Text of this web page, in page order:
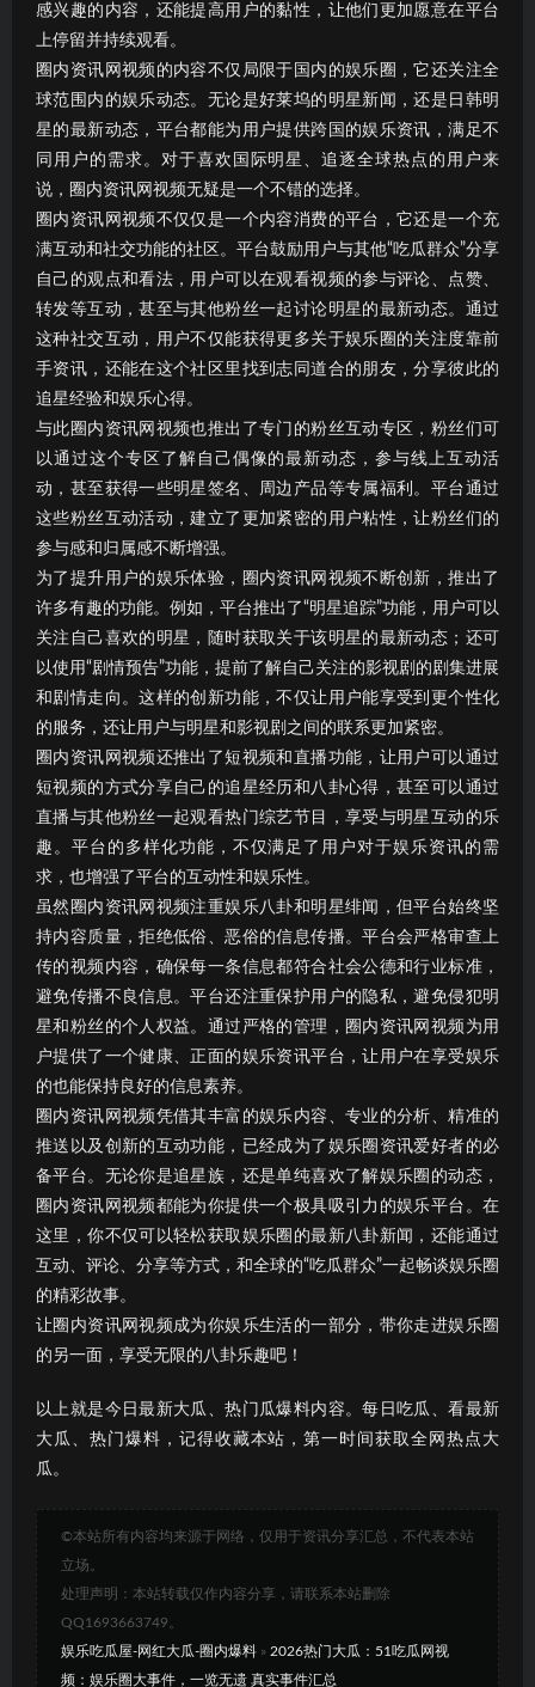
感兴趣的内容，还能提高用户的黏性，让他们更加愿意在平台
上停留并持续观看。
圈内资讯网视频的内容不仅局限于国内的娱乐圈，它还关注全
球范围内的娱乐动态。无论是好莱坞的明星新闻，还是日韩明
星的最新动态，平台都能为用户提供跨国的娱乐资讯，满足不
同用户的需求。对于喜欢国际明星、追逐全球热点的用户来
说，圈内资讯网视频无疑是一个不错的选择。
圈内资讯网视频不仅仅是一个内容消费的平台，它还是一个充
满互动和社交功能的社区。平台鼓励用户与其他“吃瓜群众”分享
自己的观点和看法，用户可以在观看视频的参与评论、点赞、
转发等互动，甚至与其他粉丝一起讨论明星的最新动态。通过
这种社交互动，用户不仅能获得更多关于娱乐圈的关注度靠前
手资讯，还能在这个社区里找到志同道合的朋友，分享彼此的
追星经验和娱乐心得。
与此圈内资讯网视频也推出了专门的粉丝互动专区，粉丝们可
以通过这个专区了解自己偶像的最新动态，参与线上互动活
动，甚至获得一些明星签名、周边产品等专属福利。平台通过
这些粉丝互动活动，建立了更加紧密的用户粘性，让粉丝们的
参与感和归属感不断增强。
为了提升用户的娱乐体验，圈内资讯网视频不断创新，推出了
许多有趣的功能。例如，平台推出了“明星追踪”功能，用户可以
关注自己喜欢的明星，随时获取关于该明星的最新动态；还可
以使用“剧情预告”功能，提前了解自己关注的影视剧的剧集进展
和剧情走向。这样的创新功能，不仅让用户能享受到更个性化
的服务，还让用户与明星和影视剧之间的联系更加紧密。
圈内资讯网视频还推出了短视频和直播功能，让用户可以通过
短视频的方式分享自己的追星经历和八卦心得，甚至可以通过
直播与其他粉丝一起观看热门综艺节目，享受与明星互动的乐
趣。平台的多样化功能，不仅满足了用户对于娱乐资讯的需
求，也增强了平台的互动性和娱乐性。
虽然圈内资讯网视频注重娱乐八卦和明星绯闻，但平台始终坚
持内容质量，拒绝低俗、恶俗的信息传播。平台会严格审查上
传的视频内容，确保每一条信息都符合社会公德和行业标准，
避免传播不良信息。平台还注重保护用户的隐私，避免侵犯明
星和粉丝的个人权益。通过严格的管理，圈内资讯网视频为用
户提供了一个健康、正面的娱乐资讯平台，让用户在享受娱乐
的也能保持良好的信息素养。
圈内资讯网视频凭借其丰富的娱乐内容、专业的分析、精准的
推送以及创新的互动功能，已经成为了娱乐圈资讯爱好者的必
备平台。无论你是追星族，还是单纯喜欢了解娱乐圈的动态，
圈内资讯网视频都能为你提供一个极具吸引力的娱乐平台。在
这里，你不仅可以轻松获取娱乐圈的最新八卦新闻，还能通过
互动、评论、分享等方式，和全球的“吃瓜群众”一起畅谈娱乐圈
的精彩故事。
让圈内资讯网视频成为你娱乐生活的一部分，带你走进娱乐圈
的另一面，享受无限的八卦乐趣吧！
以上就是今日最新大瓜、热门瓜爆料内容。每日吃瓜、看最新
大瓜、热门爆料，记得收藏本站，第一时间获取全网热点大
瓜。
©本站所有内容均来源于网络，仅用于资讯分享汇总，不代表本站
立场。
处理声明：本站转载仅作内容分享，请联系本站删除
QQ1693663749。
娱乐吃瓜屋-网红大瓜-圈内爆料 » 2026热门大瓜：51吃瓜网视
频：娱乐圈大事件，一览无遗 真实事件汇总